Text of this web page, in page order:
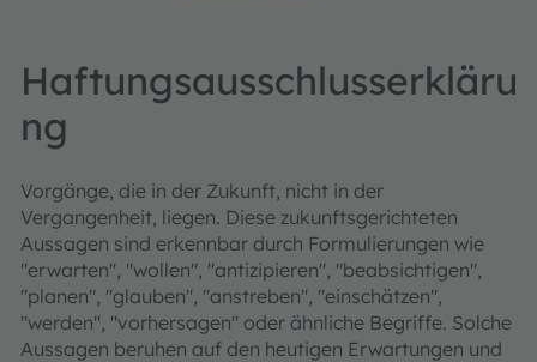
Haftungsausschlusserkläru
ng
Vorgänge, die in der Zukunft, nicht in der
Vergangenheit, liegen. Diese zukunftsgerichteten
Aussagen sind erkennbar durch Formulierungen wie
"erwarten", "wollen", "antizipieren", "beabsichtigen",
"planen", "glauben", "anstreben", "einschätzen",
"werden", "vorhersagen" oder ähnliche Begriffe. Solche
Aussagen beruhen auf den heutigen Erwartungen und